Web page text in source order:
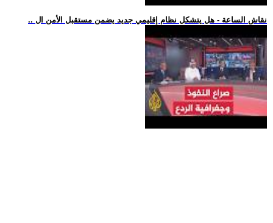
.. نقاش الساعة - هل يتشكل نظام إقليمي جديد يضمن مستقبل الأمن ال